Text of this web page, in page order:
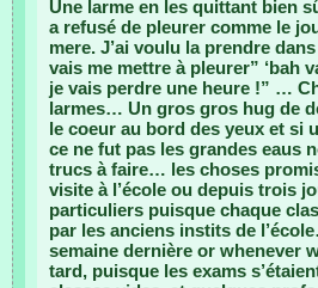
Une larme en les quittant bien
a refusé de pleurer comme le
mere. J’ai voulu la prendre
vais me mettre à pleurer” ‘bah
je vais perdre une heure !” …
larmes… Un gros gros hug de
le coeur au bord des yeux et si
ce ne fut pas les grandes eaus
trucs à faire… les choses
visite à l’école ou depuis trois
particuliers puisque chaque
par les anciens instits de
semaine dernière or whenever
tard, puisque les exams